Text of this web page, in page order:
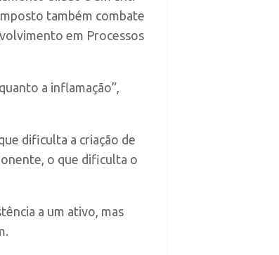
também combate
em Processos
a inflamação”,
dificulta a criação de
o que dificulta o
a um ativo, mas